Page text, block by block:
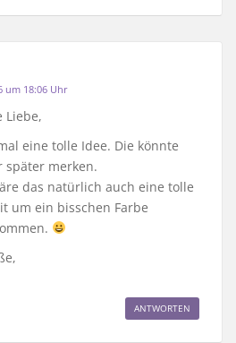
um 18:06 Uhr
Liebe,
eine tolle Idee. Die könnte
später merken.
das natürlich auch eine tolle
um ein bisschen Farbe
ANTWORTEN